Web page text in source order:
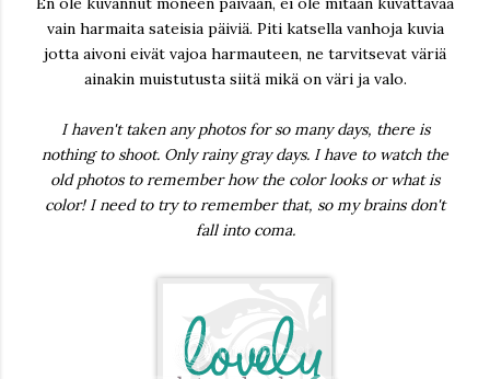
vain harmaita sateisia päiviä. Piti katsella vanhoja kuvia
jotta aivoni eivät vajoa harmauteen, ne tarvitsevat väriä
ainakin muistutusta siitä mikä on väri ja valo.
I haven't taken any photos for so many days, there is
nothing to shoot. Only rainy gray days. I have to watch the
old photos to remember how the color looks or what is
color! I need to try to remember that, so my brains don't
fall into coma.